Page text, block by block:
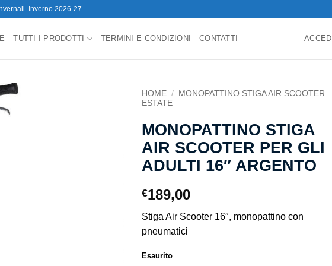
Inverno 2026-27
TUTTI I PRODOTTI TERMINI E CONDIZIONI CONTATTI ACCEDI
HOME /
MONOPATTINO STIGA AIR SCOOTER
ESTATE
MONOPATTINO STIGA
AIR SCOOTER PER GLI
ADULTI 16″ ARGENTO
€189,00
Stiga Air Scooter 16″, monopattino con
pneumatici
Esaurito